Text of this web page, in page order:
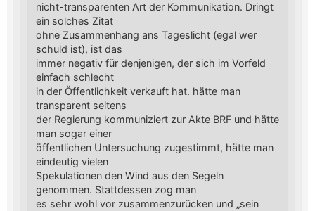
nicht-transparenten Art der Kommunikation. Dringt
ein solches Zitat
ohne Zusammenhang ans Tageslicht (egal wer
schuld ist), ist das
immer negativ für denjenigen, der sich im Vorfeld
einfach schlecht
in der Öffentlichkeit verkauft hat. hätte man
transparent seitens
der Regierung kommuniziert zur Akte BRF und hätte
man sogar einer
öffentlichen Untersuchung zugestimmt, hätte man
eindeutig vielen
Spekulationen den Wind aus den Segeln
genommen. Stattdessen zog man
es sehr wohl vor zusammenzurücken und „sein